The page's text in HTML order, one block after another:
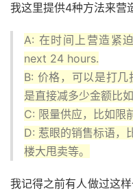
我这里提供4种方法来营
A: 在时间上营造紧
next 24 hours.
B: 价格，可以是打
是直接减多少金额比如
C: 限量供应，比如限
D: 惹眼的销售标语，
楼大甩卖等。
我记得之前有人做过这样